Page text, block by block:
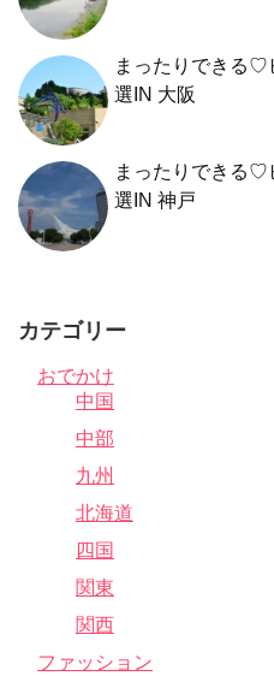
まったりできる♡
選IN 大阪
まったりできる♡
選IN 神戸
カテゴリー
おでかけ
中国
中部
九州
北海道
四国
関東
関西
ファッション